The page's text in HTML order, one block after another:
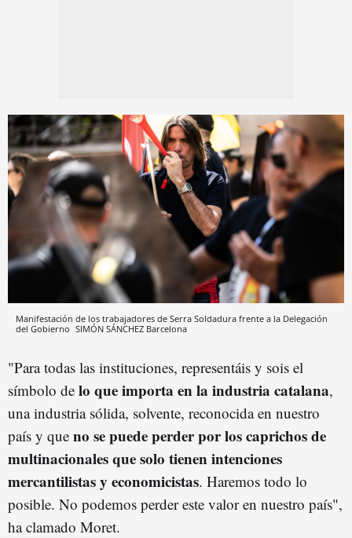
Manifestación de los trabajadores de Serra Soldadura frente a la Delegación
del Gobierno SIMÓN SÁNCHEZ Barcelona
"Para todas las instituciones, representáis y sois el
símbolo de lo que importa en la industria catalana,
una industria sólida, solvente, reconocida en nuestro
país y que no se puede perder por los caprichos de
multinacionales que solo tienen intenciones
mercantilistas y economicistas. Haremos todo lo
posible. No podemos perder este valor en nuestro país",
ha clamado Moret.